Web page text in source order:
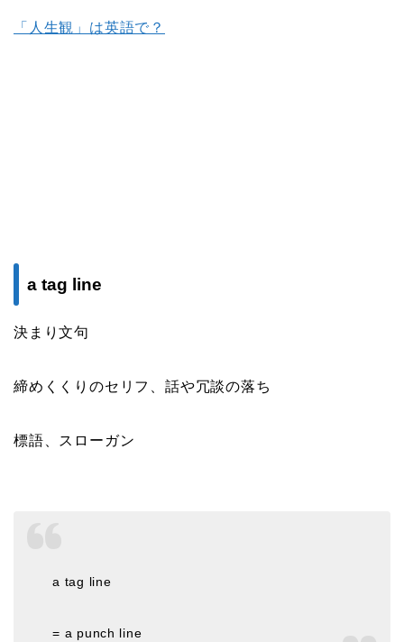
「人生観」は英語で？
a tag line
決まり文句
締めくくりのセリフ、話や冗談の落ち
標語、スローガン
a tag line
= a punch line